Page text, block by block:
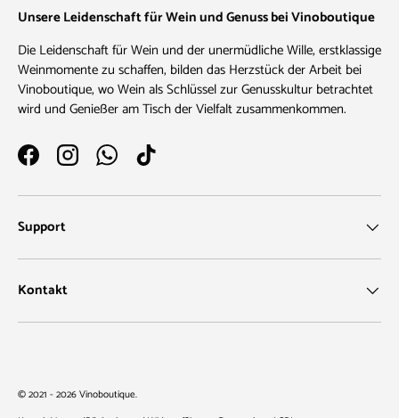
Unsere Leidenschaft für Wein und Genuss bei Vinoboutique
Die Leidenschaft für Wein und der unermüdliche Wille, erstklassige
Weinmomente zu schaffen, bilden das Herzstück der Arbeit bei
Vinoboutique, wo Wein als Schlüssel zur Genusskultur betrachtet
wird und Genießer am Tisch der Vielfalt zusammenkommen.
FacebookInstagramWhatsAppTikTok
Support
Kontakt
© 2021 - 2026Vinoboutique.